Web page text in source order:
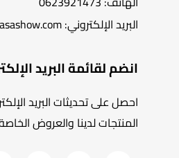
البريد الإلكتروني: contact@kasashow.com
انضم لقائمة البريد
احصل على تحديثات البريد
المنتجات لدينا والعروض